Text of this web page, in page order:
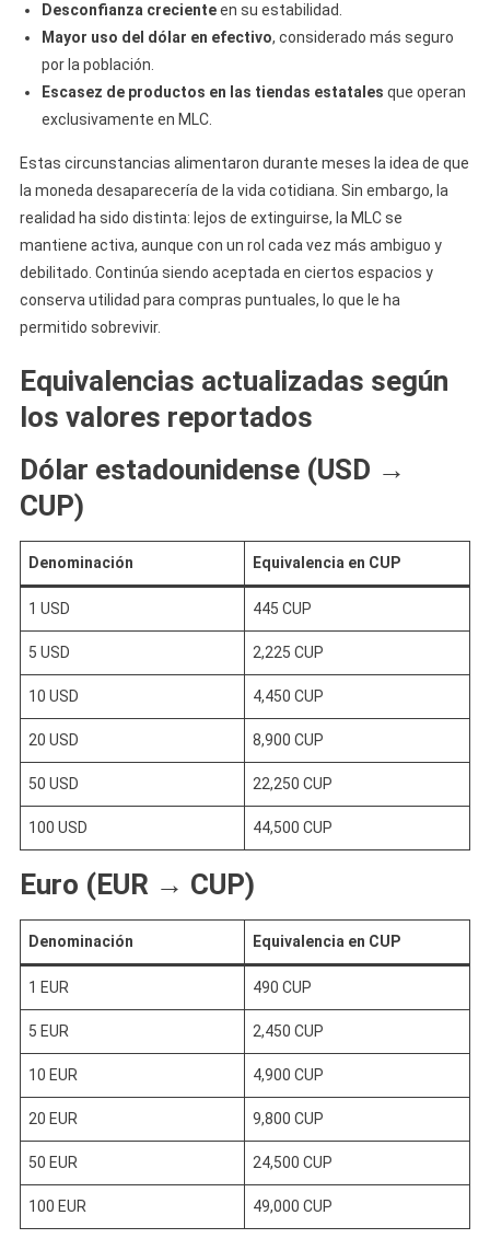
Desconfianza crecienteen su estabilidad.
Mayor uso del dólar en efectivo, considerado más seguro
por la población.
Escasez de productos en las tiendas estatales que operan
exclusivamente en MLC.
Estas circunstancias alimentaron durante meses la idea de que
la moneda desaparecería de la vida cotidiana. Sin embargo, la
realidad ha sido distinta: lejos de extinguirse, la MLC se
mantiene activa, aunque con un rol cada vez más ambiguo y
debilitado. Continúa siendo aceptada en ciertos espacios y
conserva utilidad para compras puntuales, lo que le ha
permitido sobrevivir.
Equivalencias actualizadas según
los valores reportados
Dólar estadounidense (USD →
CUP)
Denominación Equivalencia en CUP
1 USD 445 CUP
5 USD 2,225 CUP
10 USD 4,450 CUP
20 USD 8,900 CUP
50 USD 22,250 CUP
100 USD 44,500 CUP
Euro (EUR → CUP)
Denominación Equivalencia en CUP
1 EUR 490 CUP
5 EUR 2,450 CUP
10 EUR 4,900 CUP
20 EUR 9,800 CUP
50 EUR 24,500 CUP
100 EUR 49,000 CUP